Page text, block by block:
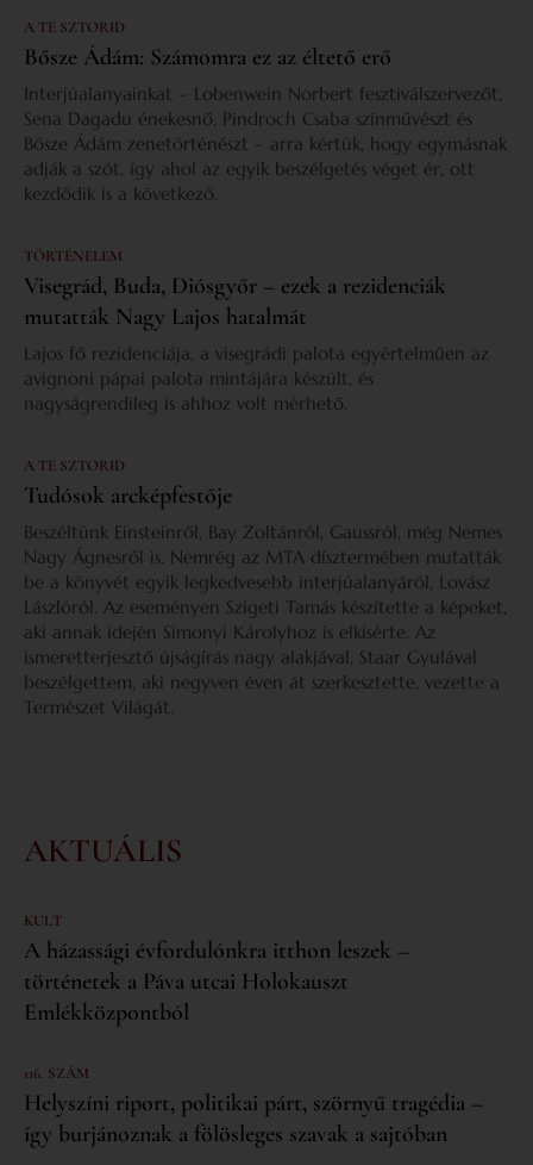
A TE SZTORID
Bősze Ádám: Számomra ez az éltető erő
Interjúalanyainkat – Lobenwein Norbert fesztiválszervezőt,
Sena Dagadu énekesnő, Pindroch Csaba színművészt és
Bősze Ádám zenetörténészt – arra kértük, hogy egymásnak
adják a szót, így ahol az egyik beszélgetés véget ér, ott
kezdődik is a következő.
TÖRTÉNELEM
Visegrád, Buda, Diósgyőr – ezek a rezidenciák
mutatták Nagy Lajos hatalmát
Lajos fő rezidenciája, a visegrádi palota egyértelműen az
avignoni pápai palota mintájára készült, és
nagyságrendileg is ahhoz volt mérhető.
A TE SZTORID
Tudósok arcképfestője
Beszéltünk Einsteinről, Bay Zoltánról, Gaussról, még Nemes
Nagy Ágnesről is. Nemrég az MTA dísztermében mutatták
be a könyvét egyik legkedvesebb interjúalanyáról, Lovász
Lászlóról. Az eseményen Szigeti Tamás készítette a képeket,
aki annak idején Simonyi Károlyhoz is elkísérte. Az
ismeretterjesztő újságírás nagy alakjával, Staar Gyulával
beszélgettem, aki negyven éven át szerkesztette, vezette a
Természet Világát.
AKTUÁLIS
KULT
A házassági évfordulónkra itthon leszek –
történetek a Páva utcai Holokauszt
Emlékközpontból
116. SZÁM
Helyszíni riport, politikai párt, szörnyű tragédia –
így burjánoznak a fölösleges szavak a sajtóban